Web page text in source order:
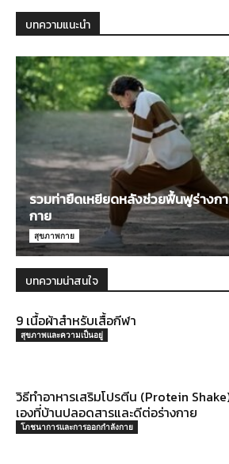
บทความแนะนำ
รวมท่ายืดเหยียดหลังช่วยฟื้นฟูร่างก
กาย
สุขภาพกาย
บทความน่าสนใจ
9 เนื้อผ้าสำหรับเสื้อกีฬา
สุขภาพและความเป็นอยู่
วิธีทำอาหารเสริมโปรตีน (Protein
เองที่บ้านปลอดสารและดีต่อร่างกาย
โภชนาการและการออกกำลังกาย